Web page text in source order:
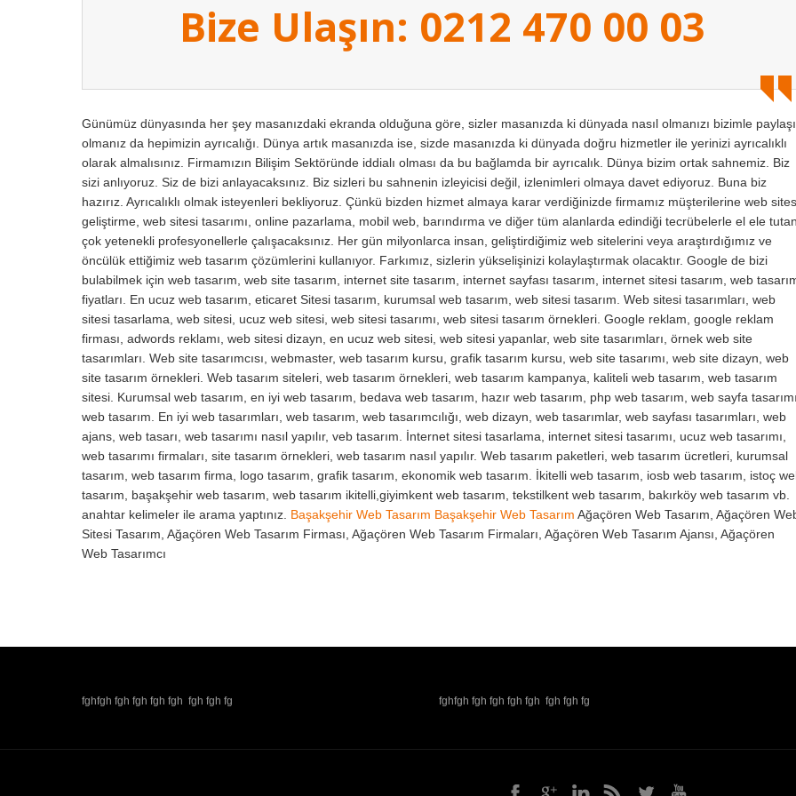
Bize Ulaşın: 0212 470 00 03
Günümüz dünyasında her şey masanızdaki ekranda olduğuna göre, sizler masanızda ki dünyada nasıl olmanızı bizimle
olmanız da hepimizin ayrıcalığı. Dünya artık masanızda ise, sizde masanızda ki dünyada doğru hizmetler ile yerinizi ayrıcalıklı
olarak almalısınız. Firmamızın Bilişim Sektöründe iddialı olması da bu bağlamda bir ayrıcalık. Dünya bizim ortak sahnemiz. Biz
sizi anlıyoruz. Siz de bizi anlayacaksınız. Biz sizleri bu sahnenin izleyicisi değil, izlenimleri olmaya davet ediyoruz. Buna biz
hazırız. Ayrıcalıklı olmak isteyenleri bekliyoruz. Çünkü bizden hizmet almaya karar verdiğinizde firmamız müşterilerine web
geliştirme, web sitesi tasarımı, online pazarlama, mobil web, barındırma ve diğer tüm alanlarda edindiği tecrübelerle el ele tutan
çok yetenekli profesyonellerle çalışacaksınız. Her gün milyonlarca insan, geliştirdiğimiz web sitelerini veya araştırdığımız ve
öncülük ettiğimiz web tasarım çözümlerini kullanıyor. Farkımız, sizlerin yükselişinizi kolaylaştırmak olacaktır. Google de bizi
bulabilmek için web tasarım, web site tasarım, internet site tasarım, internet sayfası tasarım, internet sitesi tasarım, web
fiyatları. En ucuz web tasarım, eticaret Sitesi tasarım, kurumsal web tasarım, web sitesi tasarım. Web sitesi tasarımları, web
sitesi tasarlama, web sitesi, ucuz web sitesi, web sitesi tasarımı, web sitesi tasarım örnekleri. Google reklam, google reklam
firması, adwords reklamı, web sitesi dizayn, en ucuz web sitesi, web sitesi yapanlar, web site tasarımları, örnek web site
tasarımları. Web site tasarımcısı, webmaster, web tasarım kursu, grafik tasarım kursu, web site tasarımı, web site dizayn, web
site tasarım örnekleri. Web tasarım siteleri, web tasarım örnekleri, web tasarım kampanya, kaliteli web tasarım, web tasarım
sitesi. Kurumsal web tasarım, en iyi web tasarım, bedava web tasarım, hazır web tasarım, php web tasarım, web sayfa
web tasarım. En iyi web tasarımları, web tasarım, web tasarımcılığı, web dizayn, web tasarımlar, web sayfası tasarımları, web
ajans, web tasarı, web tasarımı nasıl yapılır, veb tasarım. İnternet sitesi tasarlama, internet sitesi tasarımı, ucuz web tasarımı,
web tasarımı firmaları, site tasarım örnekleri, web tasarım nasıl yapılır. Web tasarım paketleri, web tasarım ücretleri, kurumsal
tasarım, web tasarım firma, logo tasarım, grafik tasarım, ekonomik web tasarım. İkitelli web tasarım, iosb web tasarım, istoç
tasarım, başakşehir web tasarım, web tasarım ikitelli,giyimkent web tasarım, tekstilkent web tasarım, bakırköy web tasarım vb.
anahtar kelimeler ile arama yaptınız. Başakşehir Web Tasarım Başakşehir Web Tasarım Ağaçören Web Tasarım, Ağaçören
Sitesi Tasarım, Ağaçören Web Tasarım Firması, Ağaçören Web Tasarım Firmaları, Ağaçören Web Tasarım Ajansı, Ağaçören
Web Tasarımcı
fghfgh fgh fgh fgh fgh fgh fgh fg fghfgh fgh fgh fgh fgh fgh fgh fg